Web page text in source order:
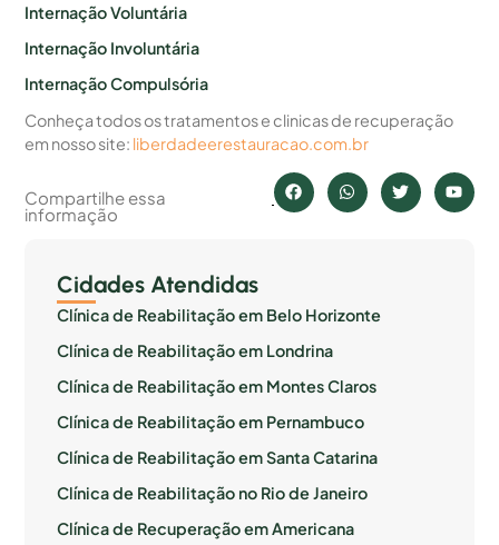
Internação Voluntária
Internação Involuntária
Internação Compulsória
Conheça todos os tratamentos e clinicas de recuperação
em nosso site: liberdadeerestauracao.com.br
Compartilhe essa
informação
Cidades Atendidas
Clínica de Reabilitação em Belo Horizonte
Clínica de Reabilitação em Londrina
Clínica de Reabilitação em Montes Claros
Clínica de Reabilitação em Pernambuco
Clínica de Reabilitação em Santa Catarina
Clínica de Reabilitação no Rio de Janeiro
Clínica de Recuperação em Americana